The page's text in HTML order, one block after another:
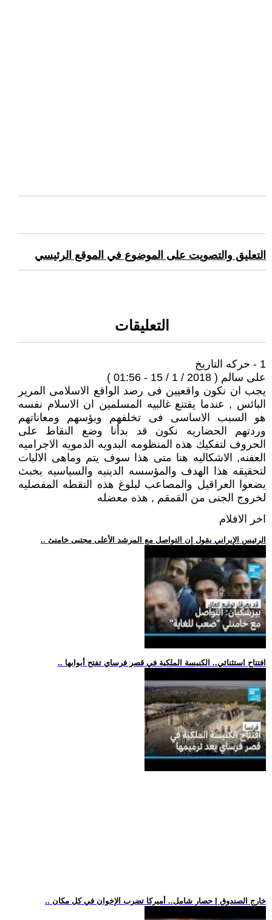
التعليق والتصويت على الموضوع في الموقع الرئيسي
التعليقات
1 - حركه التاريخ
على سالم ( 2018 / 1 / 15 - 01:56 )
يجب ان نكون واقعيين فى رصد الواقع الاسلامى المرير
البائس , عندما يقتنع غالبيه المسلمين ان الاسلام نفسه
هو السبب الاساسى فى تخلفهم وبؤسهم ومعاناتهم
وردتهم الحضاريه نكون قد بدأنا وضع النقاط على
الحروف لتفكيك هذه المنظومه البدويه الدمويه الاجراميه
العفنه, الاشكاليه هنا متى هذا سوف يتم وماهى الاليات
لتحقيقه هذا الهدف والمؤسسه الدينيه والسياسيه بخبث
يضعوا العراقيل والمصاعب لبلوغ هذه النقطه المفصليه
لخروج الجنى من القمقم , هذه معضله
اخر الافلام
.. الرئيس الإيراني يقول إن التواصل مع المرشد الأعلى مجتبى خامنئ
.. افتتاح استثنائي.. الكنيسة الملكية في قصر فرساي تفتح أبوابها
.. خارج الصندوق | حصار شامل.. أميركا تضرب الإخوان في كل مكان